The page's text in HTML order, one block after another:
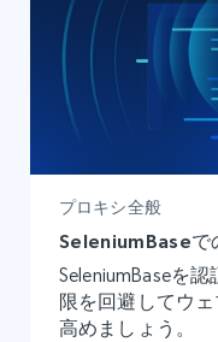
プロキシ全般
SeleniumBaseで
SeleniumBaseを
限を回避してウ
高めましょう。